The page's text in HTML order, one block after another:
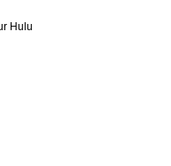
Hulu